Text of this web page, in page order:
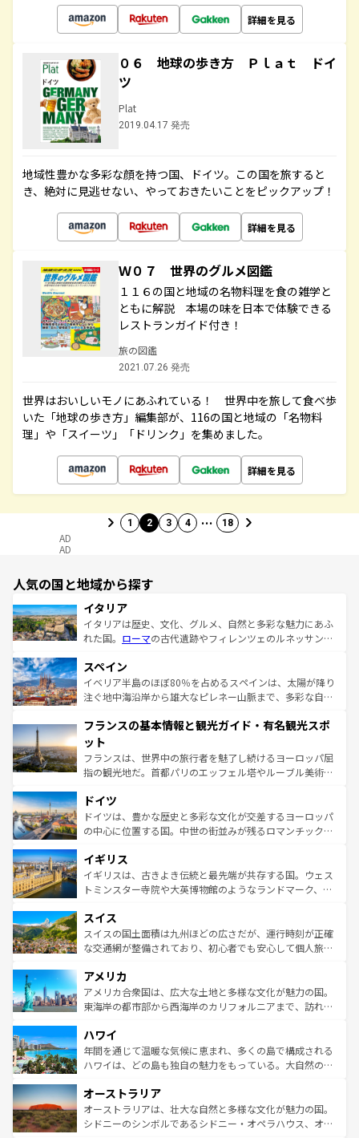
詳細を見る
０６ 地球の歩き方 Ｐｌａｔ ドイ
ツ
Plat
2019.04.17 発売
地域性豊かな多彩な顔を持つ国、ドイツ。この国を旅すると
き、絶対に見逃せない、やっておきたいことをピックアップ！
詳細を見る
Ｗ０７ 世界のグルメ図鑑
１１６の国と地域の名物料理を食の雑学と
ともに解説 本場の味を日本で体験できる
レストランガイド付き！
旅の図鑑
2021.07.26 発売
世界はおいしいモノにあふれている！ 世界中を旅して食べ歩
いた「地球の歩き方」編集部が、116の国と地域の「名物料
理」や「スイーツ」「ドリンク」を集めました。
詳細を見る
1 2 3 4 … 18
AD
AD
人気の国と地域から探す
イタリア
イタリアは歴史、文化、グルメ、自然と多彩な魅力にあふ
れた国。 ローマの古代遺跡やフィレンツェのルネッサンス
ろん、トスカーナの美しい田園風景やアマルフィ海岸の絶
景など、自然景観も見逃せない。観光の合間には、本場の
ピザやパスタなど、絶品のイタリア料理を堪能することも
ませてくれるイタリアで、忘れられない旅をしてみよう！
なお、新着のイタリア情報は
しい。
スペイン
イベリア半島のほぼ80％を占めるスペインは、太陽が降り
注ぐ地中海沿岸から雄大なピレネー山脈まで、多彩な自然
文化が根付くこの国では、情熱的なフラメンコ、熱気あふ
れる闘牛、そして美味しいタパスが生活の一部となってい
る。首都マドリードの洗練された雰囲気や、バルセロナの
アートに溢れた街角から、地方では古代ローマ遺跡や中世
せる。地方によって風土や気候が異なるスペインはその個
性で訪れる人を魅了する。 なお、新着のスペイン情報は コ
ンテンツ一覧を参照してほしい。
フランスの基本情報と観光ガイド・有名観光スポ
ット
フランスは、世界中の旅行者を魅了し続けるヨーロッパ屈
指の観光地だ。首都パリのエッフェル塔やルーブル美術館
で、幅広い魅力が詰まっている。華麗な宮殿、歴史的な大
聖堂、美しいビーチ、そして豊かな自然が、訪れる者を心
から魅了する。また、フランスは美食の国としても知ら
いる。シャンパンの発祥地であるランス、プロヴァンスの
香り高いラベンダー畑など、多彩な楽しみ方が可能だ。さ
らに、パリ以外の地域にも魅力が溢れており、どの街角に
れる地方に足を運ぶとそれぞれで全く異なる文化を体験で
きるだろう。 なお、新着のフランス情報はコンテンツ一覧
を参照してほしい。
ドイツ
ドイツは、豊かな歴史と多彩な文化が交差するヨーロッパ
の中心に位置する国。中世の街並みが残るロマンチック街
顔を持つこの国は、どこを歩いても飽きることがない。ベ
ルリンの文化的活気、バイエルン州のアルプスの絶景、そ
してライン川沿いのワイン畑といった風景は必見。ビール
は、お酒好きな人にはぜひ体験してほしい。 なお、新着の
ドイツ情報はコンテンツ一覧を参照してほしい。
イギリス
イギリスは、古きよき伝統と最先端が共存する国。ウェス
トミンスター寺院や大英博物館のようなランドマーク、歴
リアごとに異なる魅力がある。また、優雅なアフタヌーン
ティー、ビール好きにはたまらない英国パブ、サッカー観
戦など、本場だからこそできる体験も豊富。イギリスを旅
ンツ一覧を参照してほしい。
スイス
スイスの国土面積は九州ほどの広さだが、運行時刻が正確
な交通網が整備されており、初心者でも安心して個人旅行
の建物がそのまま残る町や、スイスならではのユニークな
博物館もあり、アルプス観光だけでなく町歩きも満喫する
ことができる。国民の所得が高いため物価も高いが、旅行
ば市内交通費無料で観光を楽しむこともできる。 なお、新
着のスイス情報はコンテンツ一覧 を参照してほしい。
アメリカ
アメリカ合衆国は、広大な土地と多様な文化が魅力の国。
東海岸の都市部から西海岸のカリフォルニアまで、訪れる
のような巨大都市は、観光、ショッピング、エンターテイ
ンメントが詰まった刺激的なスポットだ。一方、アメリカ
西部には大自然が広がり、グランドキャニオンやイエロー
部のニューオーリンズでは、音楽と美食が融合した独特の
文化が魅力。旅行者はアメリカの各地域で異なる魅力を楽
しみながら、その多様性と豊かな歴史を感じることができ
ハワイ
年間を通じて温暖な気候に恵まれ、多くの島で構成される
ハワイは、どの島も独自の魅力をもっている。大自然の神
ワイ島は見逃せない。また、定番の観光地といえばオアフ
島だが、静かな自然を求めるならマウイ島やカウアイ島が
おすすめ。エメラルドグリーンに輝く海をはじめ、豊かな
オーストラリア
オーストラリアは、壮大な自然と多様な文化が魅力の国。
シドニーのシンボルであるシドニー・オペラハウス、オー